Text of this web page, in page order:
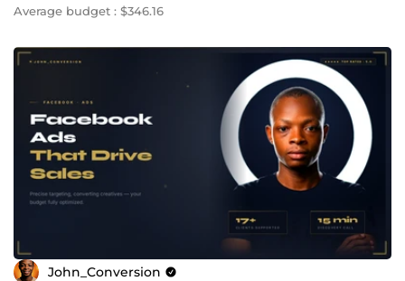
Average budget : $346.16
John_Conversion